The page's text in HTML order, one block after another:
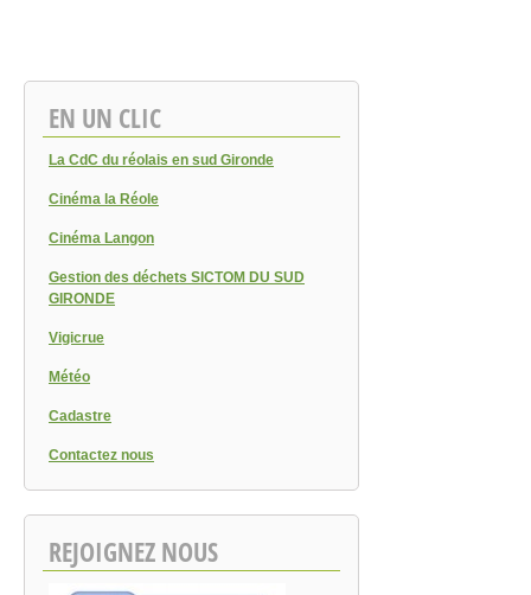
EN UN CLIC
La CdC du réolais en sud Gironde
Cinéma la Réole
Cinéma Langon
Gestion des déchets SICTOM DU SUD
GIRONDE
Vigicrue
Météo
Cadastre
Contactez nous
REJOIGNEZ NOUS